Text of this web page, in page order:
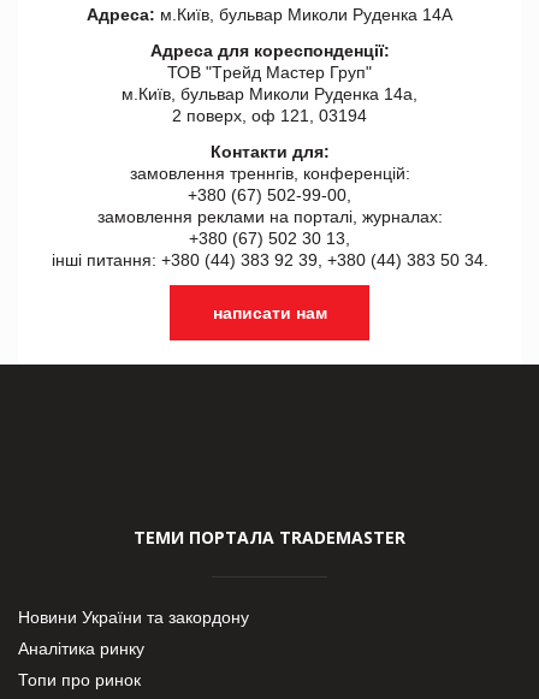
Адреса: м.Київ, бульвар Миколи Руденка 14А
Адреса для кореспонденції:
ТОВ "Tрейд Мастер Груп"
м.Київ, бульвар Миколи Руденка 14а,
2 поверх, оф 121, 03194
Контакти для:
замовлення треннгів, конференцій:
+380 (67) 502-99-00,
замовлення реклами на порталі, журналах:
+380 (67) 502 30 13,
інші питання: +380 (44) 383 92 39, +380 (44) 383 50 34.
написати нам
ТЕМИ ПОРТАЛА TRADEMASTER
Новини України та закордону
Аналітика ринку
Топи про ринок